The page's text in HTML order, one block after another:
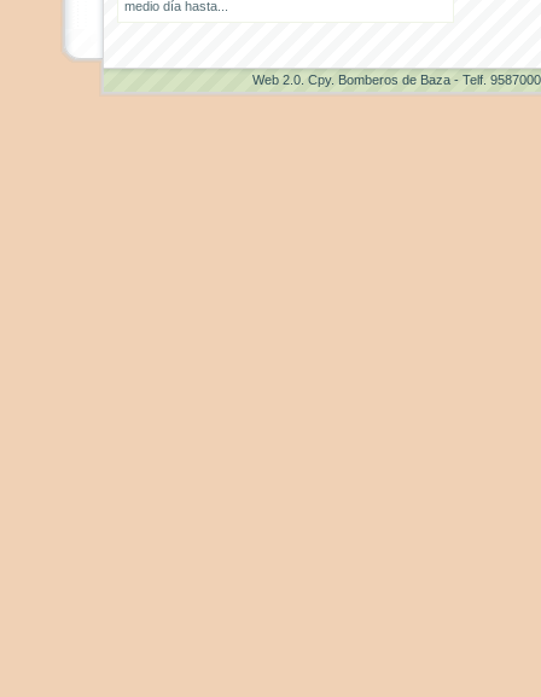
medio día hasta...
Web 2.0 . Cpy. Bomberos de Baza - Telf.